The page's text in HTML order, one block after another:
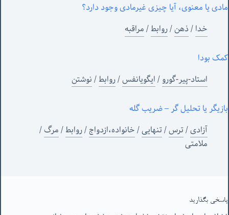
مادی یا معنوی، آیا چیزی غیرمادی وجود دارد؟
خدا/ذهن/روابط/مراقبه
کمک بودا
استاد-پیر-گورو/ایگویانفس/روابط/نوشتن
بازیگر یا تحلیل گر – ضریب گله
آزادی/ترس/تنهایی/خانواده،ازدواج/روابط/مرگ/
ملامتی
پاسخی بگذارید